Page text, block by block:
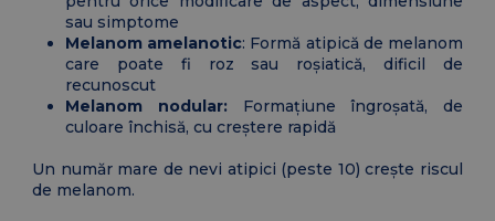
sau simptome
Melanom amelanotic: Formă atipică de melanom
care poate fi roz sau roșiatică, dificil de
recunoscut
Melanom nodular: Formațiune îngroșată, de
culoare închisă, cu creștere rapidă
Un număr mare de nevi atipici (peste 10) crește riscul
de melanom.